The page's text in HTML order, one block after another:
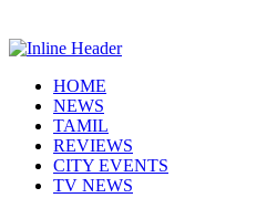
HOME
NEWS
TAMIL
REVIEWS
CITY EVENTS
TV NEWS